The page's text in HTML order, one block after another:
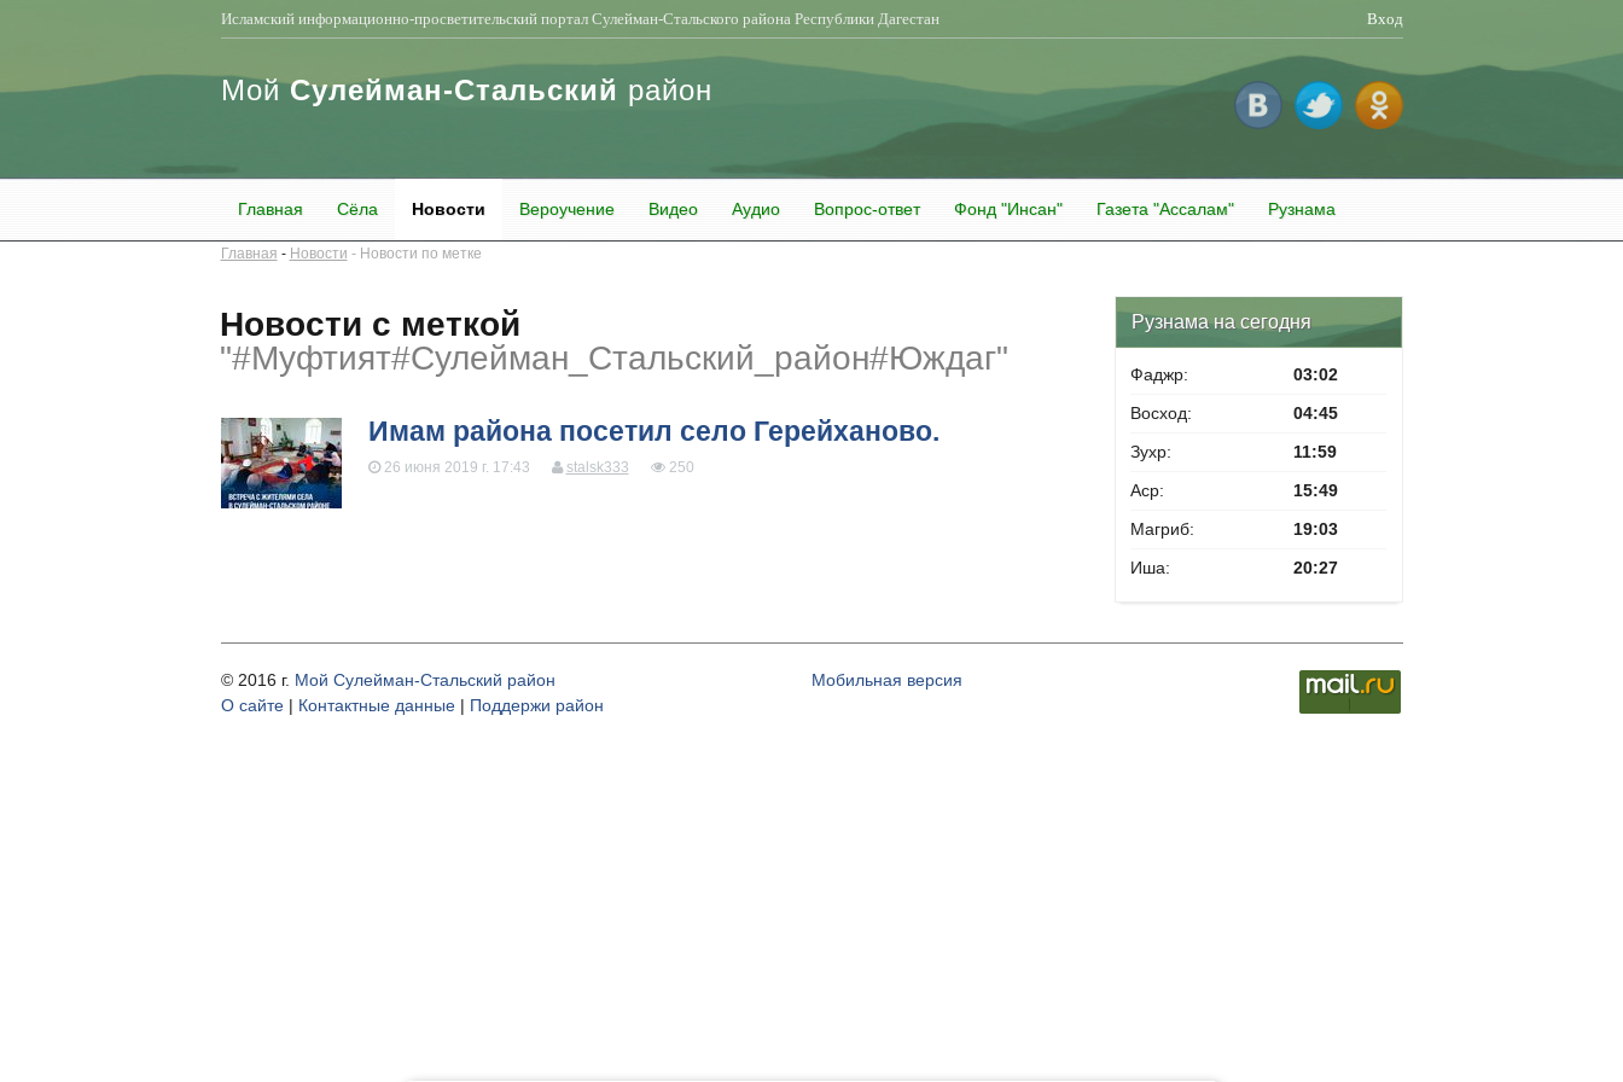
Исламский информационно-просветительский портал Сулейман-Стальского района Республики Дагестан Вход
МойСулейман-Стальский район
Главная Сёла Новости Вероучение Видео Аудио Вопрос-ответ Фонд "Инсан" Газета "Ассалам" Рузнама
Главная Новости Новости по метке
Новости с меткой
"#Муфтият#Сулейман_Стальский_район#Юждаг"
​Имам района посетил село Герейханово.
26 июня 2019 г. 17:43 stalsk333 250
Рузнама на сегодня
Фаджр:
03:02
Восход:
04:45
Зухр:
11:59
Аср:
15:49
Магриб:
19:03
Иша:
20:27
© 2016 г. Мой Сулейман-Стальский район
О cайте| Контактные данные| Поддержи район
Мобильная версия